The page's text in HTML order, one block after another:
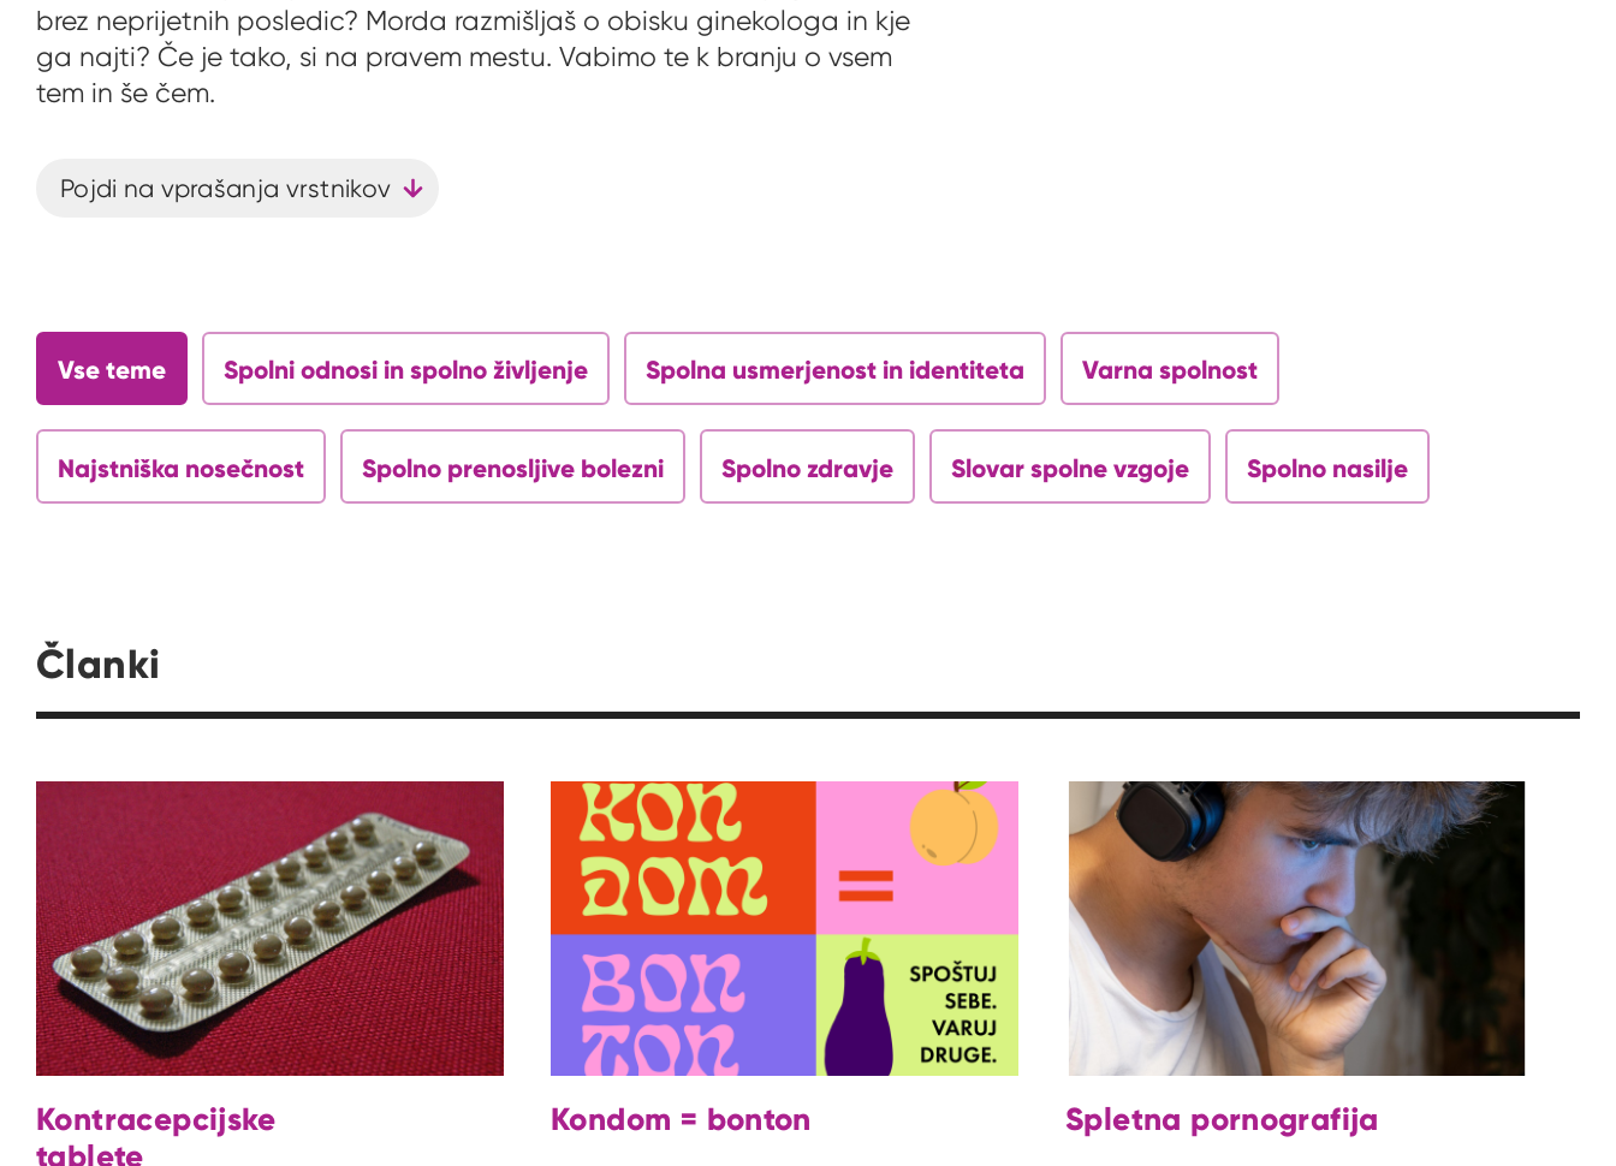
brez neprijetnih posledic? Morda razmišljaš o obisku ginekologa in kje
ga najti? Če je tako, si na pravem mestu. Vabimo te k branju o vsem
tem in še čem.
Pojdi na vprašanja vrstnikov
Vse teme Spolni odnosi in spolno življenje Spolna usmerjenost in identiteta Varna spolnost
Najstniška nosečnost Spolno prenosljive bolezni Spolno zdravje Slovar spolne vzgoje Spolno nasilje
Članki
Kontracepcijske
tablete
Kondom = bonton Spletna pornografija